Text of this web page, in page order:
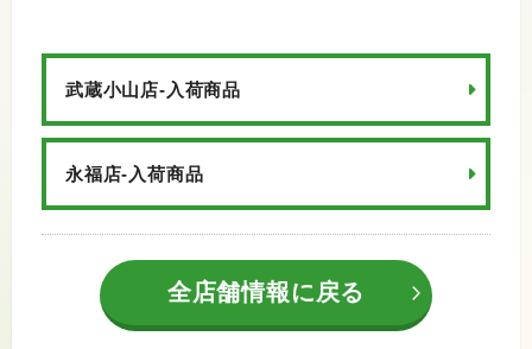
武蔵小山店-入荷商品
永福店-入荷商品
全店舗情報に戻る